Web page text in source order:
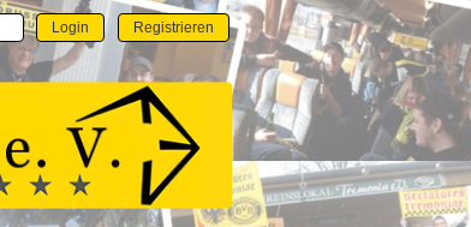
Login Registrieren